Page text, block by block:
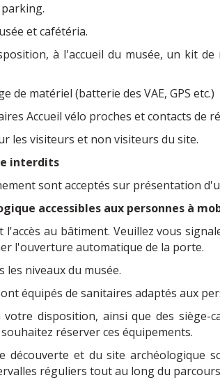
et cafétéria.
à l'accueil du musée, un kit
de matériel (batterie des VAE, GPS etc.)
Accueil vélo proches et contacts de
les visiteurs et non visiteurs du site.
interdits
sont acceptés sur présentation
accessibles aux personnes à
l'accès au bâtiment. Veuillez vous
l'ouverture automatique de la porte.
les niveaux du musée.
équipés de sanitaires adaptés aux
disposition, ainsi que des siège-
réserver ces équipements.
découverte et du site archéologique
réguliers tout au long du